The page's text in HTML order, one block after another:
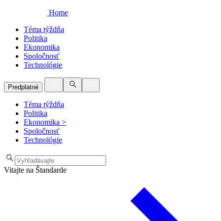
Home
Téma týždňa
Politika
Ekonomika
Spoločnosť
Technológie
Predplatné
Téma týždňa
Politika
Ekonomika >
Spoločnosť
Technológie
Vitajte na Štandarde